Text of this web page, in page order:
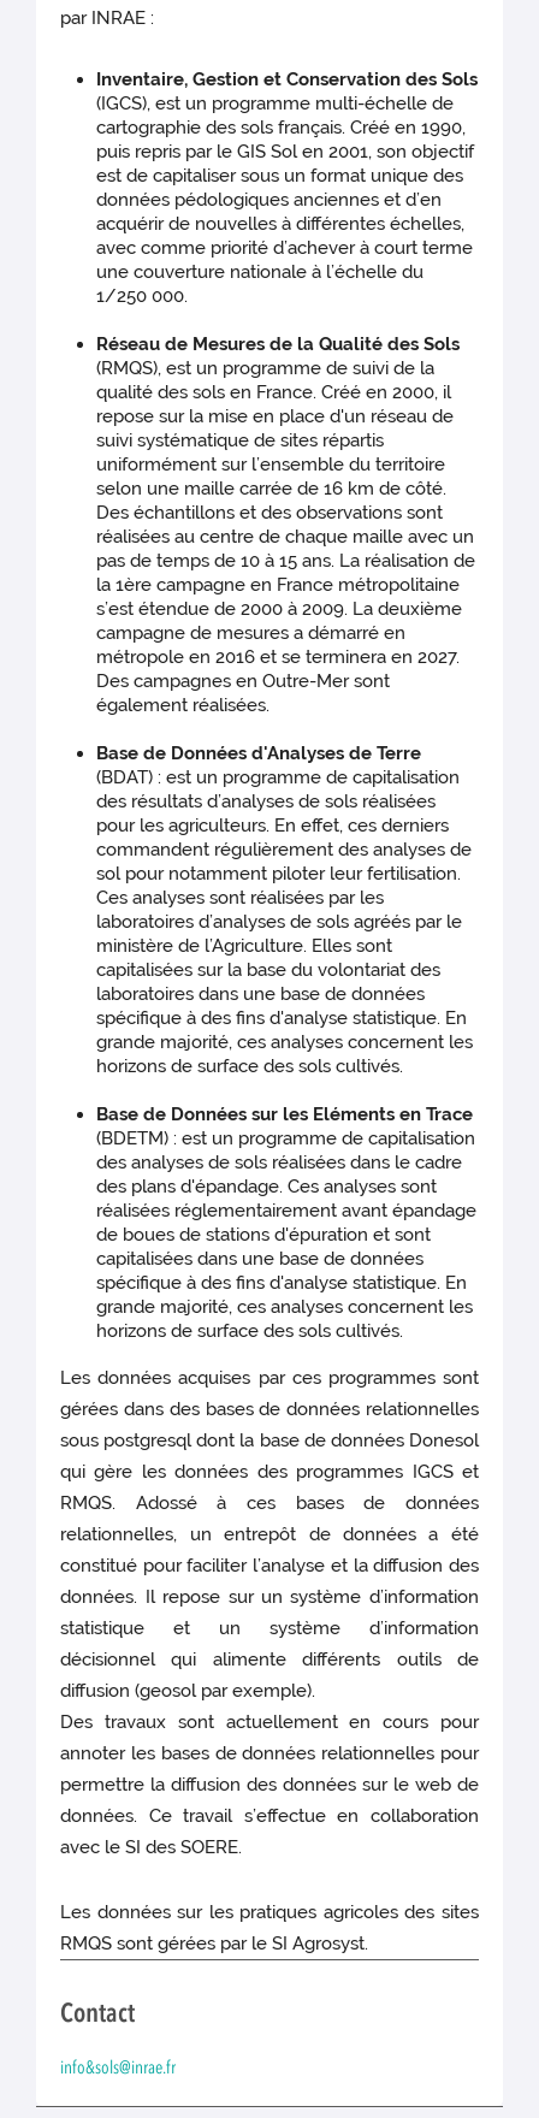
par INRAE :
Inventaire, Gestion et Conservation des Sols
(IGCS), est un programme multi-échelle de
cartographie des sols français. Créé en 1990,
puis repris par le GIS Sol en 2001, son objectif
est de capitaliser sous un format unique des
données pédologiques anciennes et d’en
acquérir de nouvelles à différentes échelles,
avec comme priorité d’achever à court terme
une couverture nationale à l’échelle du
1/250 000.
Réseau de Mesures de la Qualité des Sols
(RMQS), est un programme de suivi de la
qualité des sols en France. Créé en 2000, il
repose sur la mise en place d'un réseau de
suivi systématique de sites répartis
uniformément sur l’ensemble du territoire
selon une maille carrée de 16 km de côté.
Des échantillons et des observations sont
réalisées au centre de chaque maille avec un
pas de temps de 10 à 15 ans. La réalisation de
la 1ère campagne en France métropolitaine
s’est étendue de 2000 à 2009. La deuxième
campagne de mesures a démarré en
métropole en 2016 et se terminera en 2027.
Des campagnes en Outre-Mer sont
également réalisées.
Base de Données d'Analyses de Terre
(BDAT) : est un programme de capitalisation
des résultats d’analyses de sols réalisées
pour les agriculteurs. En effet, ces derniers
commandent régulièrement des analyses de
sol pour notamment piloter leur fertilisation.
Ces analyses sont réalisées par les
laboratoires d’analyses de sols agréés par le
ministère de l’Agriculture. Elles sont
capitalisées sur la base du volontariat des
laboratoires dans une base de données
spécifique à des fins d'analyse statistique. En
grande majorité, ces analyses concernent les
horizons de surface des sols cultivés.
Base de Données sur les Eléments en Trace
(BDETM) : est un programme de capitalisation
des analyses de sols réalisées dans le cadre
des plans d'épandage. Ces analyses sont
réalisées réglementairement avant épandage
de boues de stations d'épuration et sont
capitalisées dans une base de données
spécifique à des fins d'analyse statistique. En
grande majorité, ces analyses concernent les
horizons de surface des sols cultivés.
Les données acquises par ces programmes sont
gérées dans des bases de données relationnelles
sous postgresql dont la base de données Donesol
qui gère les données des programmes IGCS et
RMQS. Adossé à ces bases de données
relationnelles, un entrepôt de données a été
constitué pour faciliter l’analyse et la diffusion des
données. Il repose sur un système d’information
statistique et un système d’information
décisionnel qui alimente différents outils de
diffusion (geosol par exemple).
Des travaux sont actuellement en cours pour
annoter les bases de données relationnelles pour
permettre la diffusion des données sur le web de
données. Ce travail s’effectue en collaboration
avec le SI des SOERE.
Les données sur les pratiques agricoles des sites
RMQS sont gérées par le SI Agrosyst.
Contact
info&sols@inrae.fr